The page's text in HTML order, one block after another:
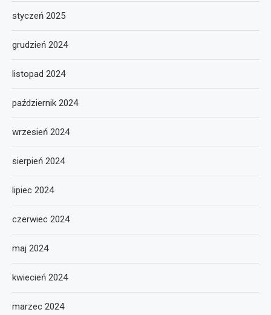
styczeń 2025
grudzień 2024
listopad 2024
październik 2024
wrzesień 2024
sierpień 2024
lipiec 2024
czerwiec 2024
maj 2024
kwiecień 2024
marzec 2024